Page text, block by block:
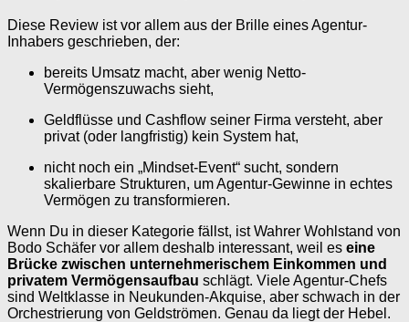
Diese Review ist vor allem aus der Brille eines Agentur-
Inhabers geschrieben, der:
bereits Umsatz macht, aber wenig Netto-
Vermögenszuwachs sieht,
Geldflüsse und Cashflow seiner Firma versteht, aber
privat (oder langfristig) kein System hat,
nicht noch ein „Mindset-Event“ sucht, sondern
skalierbare Strukturen, um Agentur-Gewinne in echtes
Vermögen zu transformieren.
Wenn Du in dieser Kategorie fällst, ist Wahrer Wohlstand von
Bodo Schäfer vor allem deshalb interessant, weil es eine
Brücke zwischen unternehmerischem Einkommen und
privatem Vermögensaufbau schlägt. Viele Agentur-Chefs
sind Weltklasse in Neukunden-Akquise, aber schwach in der
Orchestrierung von Geldströmen. Genau da liegt der Hebel.